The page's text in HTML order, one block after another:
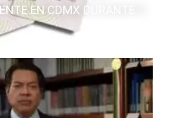
EN CDMX DURANTE